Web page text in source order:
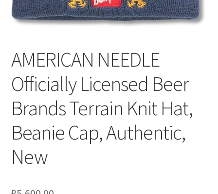
Юр. лицам
AMERICAN NEEDLE
Officially Licensed Beer
Brands Terrain Knit Hat,
Beanie Cap, Authentic,
New